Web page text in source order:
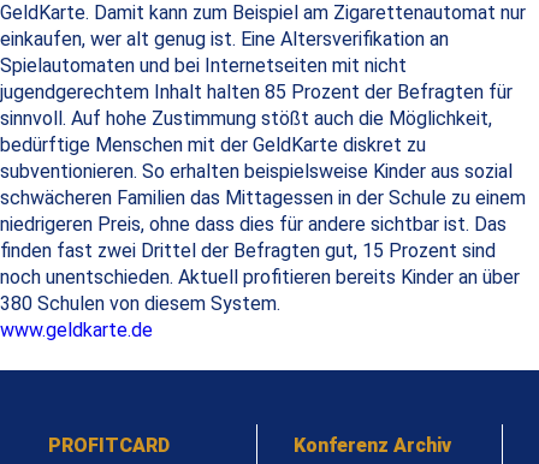
GeldKarte. Damit kann zum Beispiel am Zigarettenautomat nur
einkaufen, wer alt genug ist. Eine Altersverifikation an
Spielautomaten und bei Internetseiten mit nicht
jugendgerechtem Inhalt halten 85 Prozent der Befragten für
sinnvoll. Auf hohe Zustimmung stößt auch die Möglichkeit,
bedürftige Menschen mit der GeldKarte diskret zu
subventionieren. So erhalten beispielsweise Kinder aus sozial
schwächeren Familien das Mittagessen in der Schule zu einem
niedrigeren Preis, ohne dass dies für andere sichtbar ist. Das
finden fast zwei Drittel der Befragten gut, 15 Prozent sind
noch unentschieden. Aktuell profitieren bereits Kinder an über
380 Schulen von diesem System.
www.geldkarte.de
PROFITCARD
Konferenz Archiv